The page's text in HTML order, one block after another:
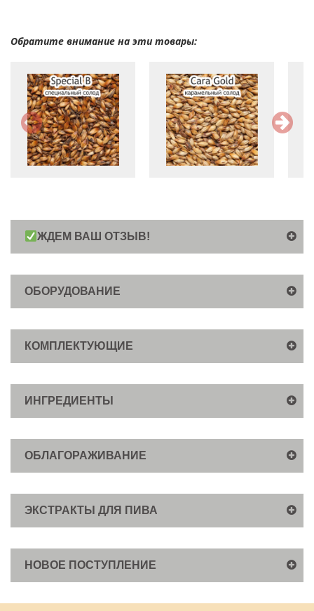
Обратите внимание на эти товары:
ЖДЕМ ВАШ ОТЗЫВ!
ОБОРУДОВАНИЕ
КОМПЛЕКТУЮЩИЕ
ИНГРЕДИЕНТЫ
ОБЛАГОРАЖИВАНИЕ
ЭКСТРАКТЫ ДЛЯ ПИВА
НОВОЕ ПОСТУПЛЕНИЕ